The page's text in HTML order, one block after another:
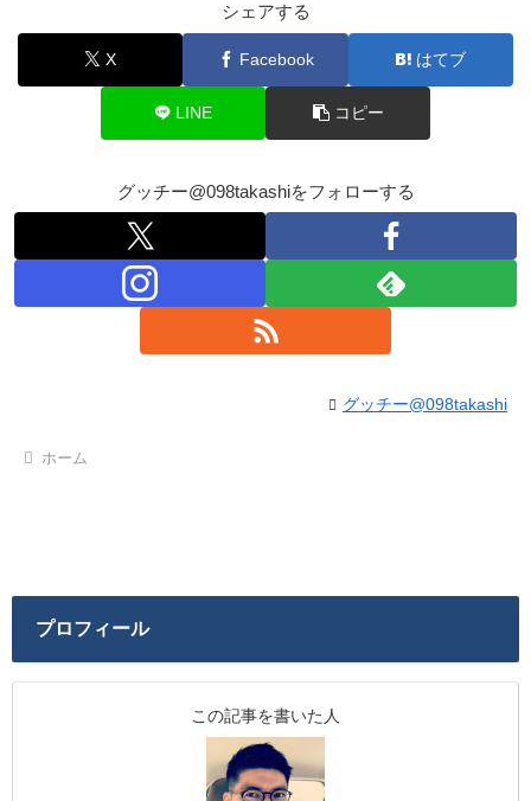
シェアする
X Facebook はてブ
LINE コピー
グッチー@098takashiをフォローする
グッチー@098takashi
ホーム
プロフィール
この記事を書いた人